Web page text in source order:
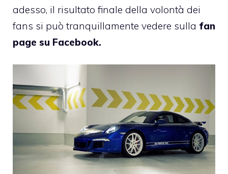
adesso, il risultato finale della volontà dei
fans si può tranquillamente vedere sulla fan
page su Facebook.